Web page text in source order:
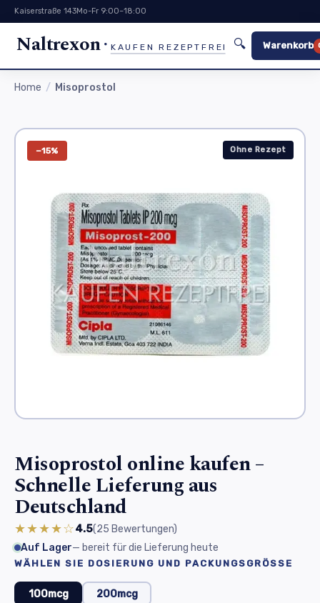
Kaiserstraße 143Mo-Fr 9:00–18:00
Naltrexon KAUFEN REZEPTFREI 🔍 Warenkorb
Home Misoprostol
−15% Ohne Rezept
Misoprostol online kaufen –
Schnelle Lieferung aus
Deutschland
★★★★☆4.5(25 Bewertungen)
Auf Lager— bereit für die Lieferung heute
WÄHLEN SIE DOSIERUNG UND PACKUNGSGRÖSSE
100mcg 200mcg